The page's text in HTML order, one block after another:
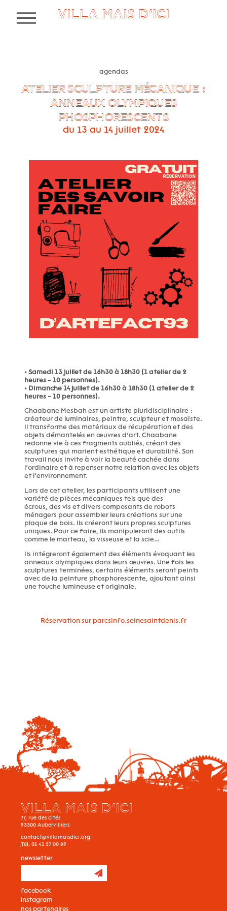
VILLA MAIS D’ICI
MENU
agendas
ATELIER SCULPTURE MÉCANIQUE :
ANNEAUX OLYMPIQUES
PHOSPHORESCENTS
du 13 au 14 juillet 2024
• Samedi 13 juillet de 16h30 à 18h30 (1 atelier de 2
heures - 10 personnes).
• Dimanche 14 juillet de 16h30 à 18h30 (1 atelier de 2
heures - 10 personnes).
Chaabane Mesbah est un artiste pluridisciplinaire :
créateur de luminaires, peintre, sculpteur et mosaïste.
Il transforme des matériaux de récupération et des
objets démantelés en œuvres d’art. Chaabane
redonne vie à ces fragments oubliés, créant des
sculptures qui marient esthétique et durabilité. Son
travail nous invite à voir la beauté cachée dans
l’ordinaire et à repenser notre relation avec les objets
et l’environnement.
Lors de cet atelier, les participants utilisent une
variété de pièces mécaniques tels que des
écrous, des vis et divers composants de robots
ménagers pour assembler leurs créations sur une
plaque de bois. Ils créeront leurs propres sculptures
uniques. Pour ce faire, ils manipuleront des outils
comme le marteau, la visseuse et la scie…
Ils intégreront également des éléments évoquant les
anneaux olympiques dans leurs œuvres. Une fois les
sculptures terminées, certains éléments seront peints
avec de la peinture phosphorescente, ajoutant ainsi
une touche lumineuse et originale.
Réservation sur parcsinfo.seinesaintdenis.fr
newsletter
facebook
instagram
nos partenaires
VILLA MAIS D’ICI
77, rue des cités
93300 Aubervilliers
contact@villamaisdici.org
Tél. 01 41 57 00 89